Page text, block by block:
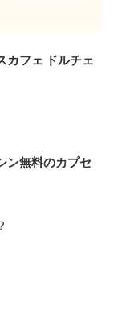
カフェ ドルチェ
ン無料のカプセ